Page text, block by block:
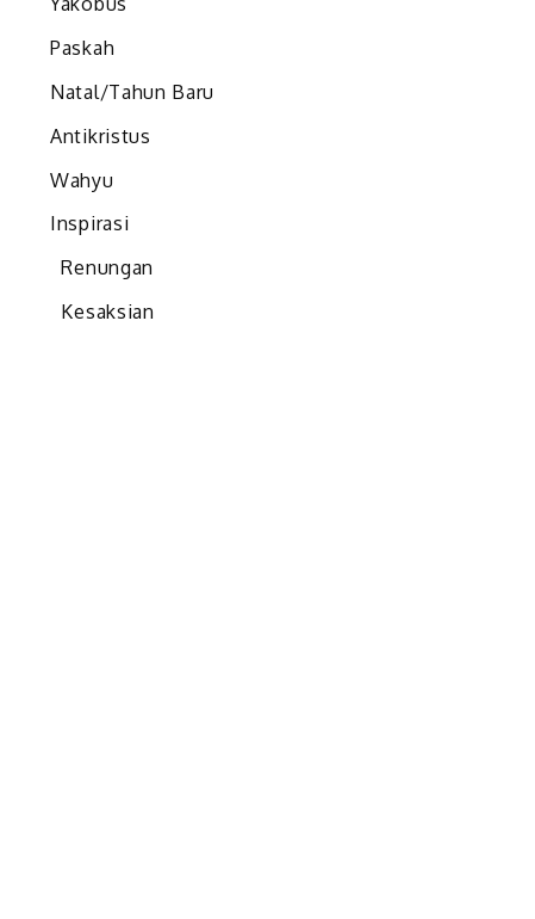
Paskah
Natal/Tahun Baru
Antikristus
Wahyu
Inspirasi
Renungan
Kesaksian